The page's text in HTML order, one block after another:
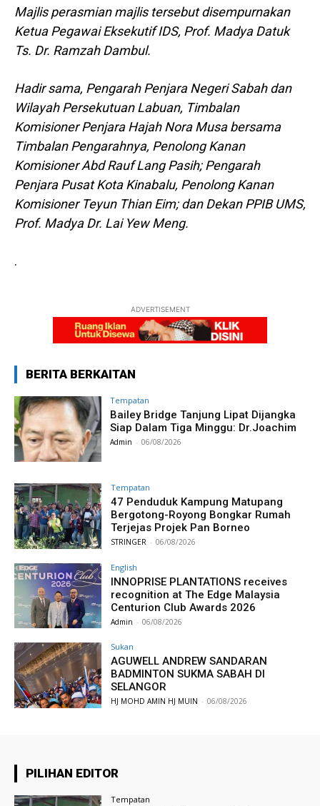
Majlis perasmian majlis tersebut disempurnakan
Ketua Pegawai Eksekutif IDS, Prof. Madya Datuk
Ts. Dr. Ramzah Dambul.
Hadir sama, Pengarah Penjara Negeri Sabah dan
Wilayah Persekutuan Labuan, Timbalan
Komisioner Penjara Hajah Nora Musa bersama
Timbalan Pengarahnya, Penolong Kanan
Komisioner Abd Rauf Lang Pasih; Pengarah
Penjara Pusat Kota Kinabalu, Penolong Kanan
Komisioner Teyun Thian Eim; dan Dekan PPIB UMS,
Prof. Madya Dr. Lai Yew Meng.
.
ADVERTISEMENT
BERITA BERKAITAN
Tempatan
Bailey Bridge Tanjung Lipat Dijangka
Siap Dalam Tiga Minggu: Dr.Joachim
Admin - 06/08/2026
Tempatan
47 Penduduk Kampung Matupang
Bergotong-Royong Bongkar Rumah
Terjejas Projek Pan Borneo
STRINGER - 06/08/2026
English
INNOPRISE PLANTATIONS receives
recognition at The Edge Malaysia
Centurion Club Awards 2026
Admin - 06/08/2026
Sukan
AGUWELL ANDREW SANDARAN
BADMINTON SUKMA SABAH DI
SELANGOR
HJ MOHD AMIN HJ MUIN - 06/08/2026
PILIHAN EDITOR
Tempatan